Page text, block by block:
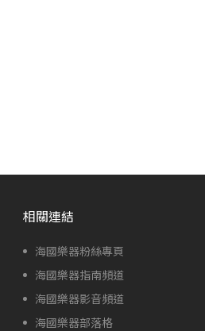
相關連結
海國樂器粉絲專頁
海國樂器指南頻道
海國樂器影音頻道
海國樂器部落格